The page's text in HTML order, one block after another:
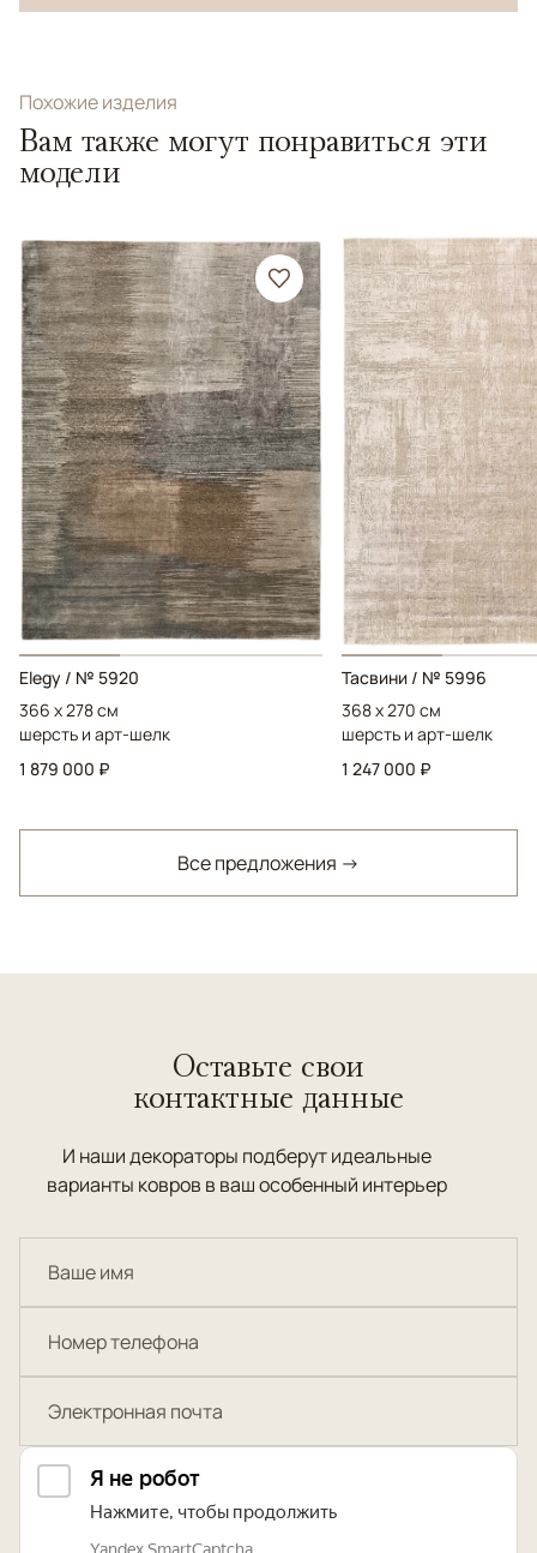
Похожие изделия
Вам также могут понравиться эти
модели
Elegy / № 5920
366 x 278 см
шерсть и арт-шелк
1 879 000 ₽
Тасвини / № 5996
368 x 270 см
шерсть и арт-шелк
1 247 000 ₽
Все предложения →
Оставьте свои
контактные данные
И наши декораторы подберут идеальные
варианты ковров в ваш особенный интерьер